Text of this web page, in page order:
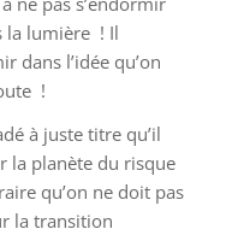
la lumière ! Il
dans l’idée qu’on
!
à juste titre qu’il
la planète du risque
qu’on ne doit pas
la transition